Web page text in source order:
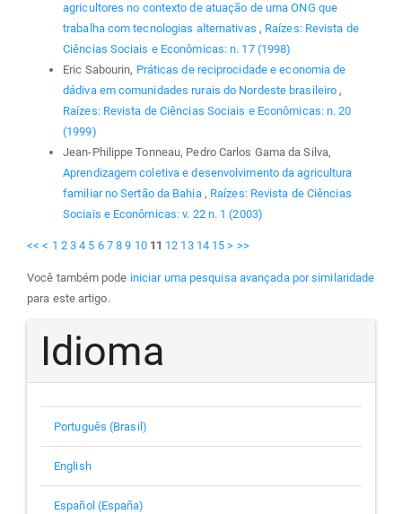
agricultores no contexto de atuação de uma ONG que
trabalha com tecnologias alternativas , Raízes: Revista de
Ciências Sociais e Econômicas: n. 17 (1998)
Eric Sabourin, Práticas de reciprocidade e economia de
dádiva em comunidades rurais do Nordeste brasileiro,
Raízes: Revista de Ciências Sociais e Econômicas: n. 20
(1999)
Jean-Philippe Tonneau, Pedro Carlos Gama da Silva,
Aprendizagem coletiva e desenvolvimento da agricultura
familiar no Sertão da Bahia , Raízes: Revista de Ciências
Sociais e Econômicas: v. 22 n. 1 (2003)
<< < 1 2 3 4 5 6 7 8 9 10 11 12 13 14 15 > >>
Você também pode iniciar uma pesquisa avançada por similaridade
para este artigo.
Idioma
Português (Brasil)
English
Español (España)